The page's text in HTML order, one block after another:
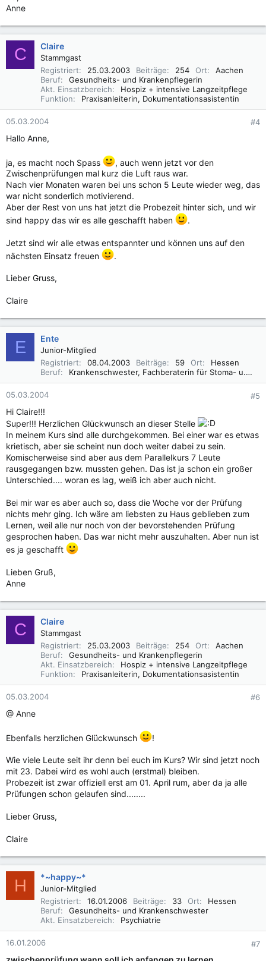
Anne
C Claire
Stammgast
Registriert
25.03.2003 Beiträge 254 Ort
Aachen
Beruf
Gesundheits- und Krankenpflegerin
Akt. Einsatzbereich
Hospiz + intensive Langzeitpflege
Funktion
Praxisanleiterin, Dokumentationsasistentin
05.03.2004 #4
Hallo Anne,
ja, es macht noch Spass
, auch wenn jetzt vor den
Zwischenprüfungen mal kurz die Luft raus war.
Nach vier Monaten waren bei uns schon 5 Leute wieder weg, das
war nicht sonderlich motivierend.
Aber der Rest von uns hat jetzt die Probezeit hinter sich, und wir
sind happy das wir es alle geschafft haben
.
Jetzt sind wir alle etwas entspannter und können uns auf den
nächsten Einsatz freuen
.
Lieber Gruss,
Claire
E Ente
Junior-Mitglied
Registriert
08.04.2003 Beiträge 59 Ort
Hessen
Beruf
Krankenschwester, Fachberaterin für Stoma- u. Inkontinenzversorgung, Wundmanagement
05.03.2004 #5
Hi Claire!!!
Super!!! Herzlichen Glückwunsch an dieser Stelle
In meinem Kurs sind alle durchgekommen. Bei einer war es etwas
krietisch, aber sie scheint nun doch weiter dabei zu sein.
Komischerweise sind aber aus dem Parallelkurs 7 Leute
rausgegangen bzw. mussten gehen. Das ist ja schon ein großer
Unterschied.... woran es lag, weiß ich aber auch nicht.
Bei mir war es aber auch so, dass die Woche vor der Prüfung
nichts mehr ging. Ich wäre am liebsten zu Haus geblieben zum
Lernen, weil alle nur noch von der bevorstehenden Prüfung
gesprochen haben. Das war nicht mehr auszuhalten. Aber nun ist
es ja geschafft
Lieben Gruß,
Anne
C Claire
Stammgast
Registriert
25.03.2003 Beiträge 254 Ort
Aachen
Beruf
Gesundheits- und Krankenpflegerin
Akt. Einsatzbereich
Hospiz + intensive Langzeitpflege
Funktion
Praxisanleiterin, Dokumentationsasistentin
05.03.2004 #6
@ Anne
Ebenfalls herzlichen Glückwunsch !
Wie viele Leute seit ihr denn bei euch im Kurs? Wir sind jetzt noch
mit 23. Dabei wird es wohl auch (erstmal) bleiben.
Probezeit ist zwar offiziell erst am 01. April rum, aber da ja alle
Prüfungen schon gelaufen sind........
Lieber Gruss,
Claire
H *~happy~*
Junior-Mitglied
Registriert
16.01.2006 Beiträge 33 Ort
Hessen
Beruf
Gesundheits- und Krankenschwester
Akt. Einsatzbereich
Psychiatrie
16.01.2006 #7